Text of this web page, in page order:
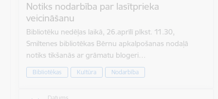
Notiks nodarbība par lasītprieka
veicināšanu
Bibliotēku nedēļas laikā, 26.aprīlī plkst. 11.30,
Smiltenes bibliotēkas Bērnu apkalpošanas nodaļā
notiks tikšanās ar grāmatu blogeri…
Bibliotēkas Kultūra Nodarbība